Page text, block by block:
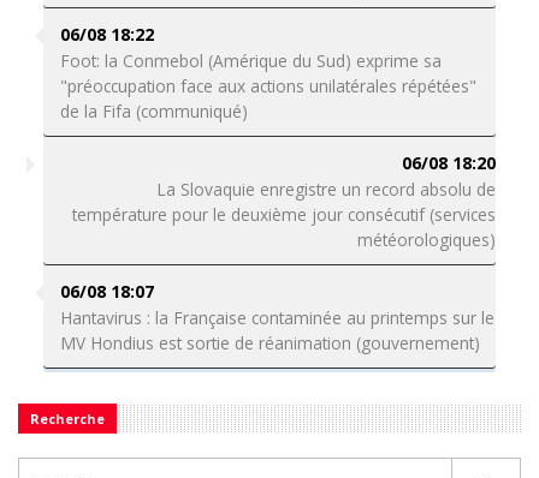
06/08 18:22
Foot: la Conmebol (Amérique du Sud) exprime sa
"préoccupation face aux actions unilatérales répétées"
de la Fifa (communiqué)
06/08 18:20
La Slovaquie enregistre un record absolu de
température pour le deuxième jour consécutif (services
météorologiques)
06/08 18:07
Hantavirus : la Française contaminée au printemps sur le
MV Hondius est sortie de réanimation (gouvernement)
Recherche